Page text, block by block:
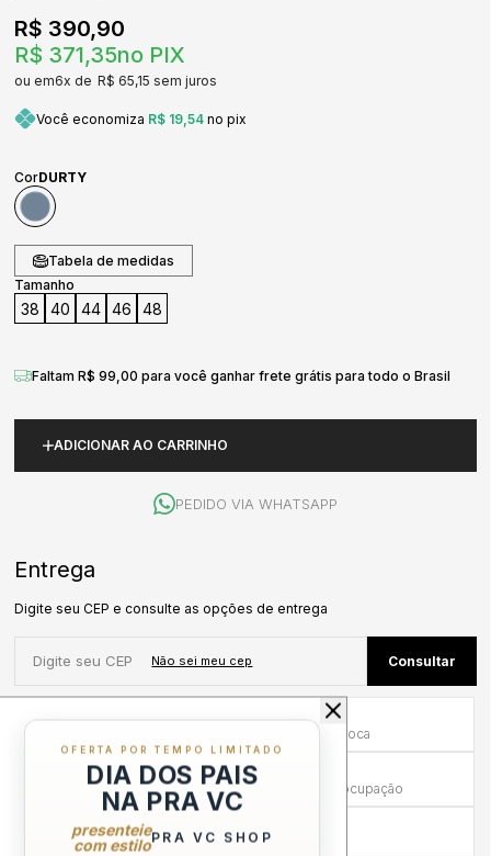
R$ 371,35no PIX
R$ 390,90
6x R$ 65,15sem juros
Você economiza R$ 19,54 no pix
CorDURTY
Tabela de medidas
Tamanho
38 40 44 46 48
ADICIONAR AO CARRINHO
Faltam R$ 99,00 para você ganhar frete grátis para todo o Brasil
PEDIDO VIA WHATSAPP
Frete por nossa conta na primeira troca
Troca em até 30 dias
Mais tempo para experimentar sem preocupação
7 dias para reembolso integral
OFERTA POR TEMPO LIMITADO
DIA DOS PAIS
NA PRA VC
presenteie
com estiloPRA VC SHOP